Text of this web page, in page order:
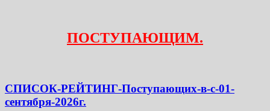
ПОСТУПАЮЩИМ.
СПИСОК-РЕЙТИНГ-Поступающих-в-с-01-
сентября-2026г.